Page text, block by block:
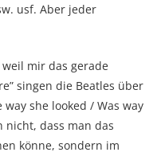
usf. Aber jeder
mir das gerade
singen die Beatles über
she looked / Was way
nicht, dass man das
könne, sondern im